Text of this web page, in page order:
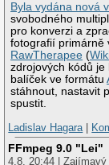
Byla vydána nová
svobodného
pro konverzi a
fotografií primárně
RawTherapee (
zdrojových kódů je
balíček ve formátu
stáhnout, nastavit
spustit.
Ladislav Hagara
FFmpeg 9.0 "Lei"
4.8. 20:44 |